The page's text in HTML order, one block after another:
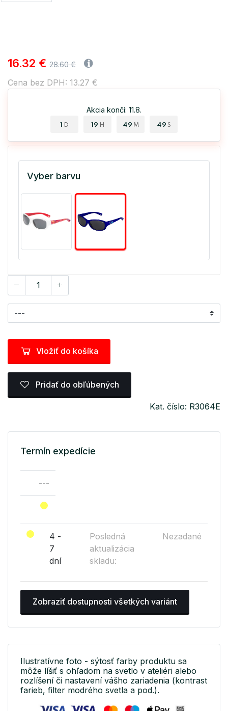
16.32 € 28.60 €
Cena bez DPH: 13.27 €
Akcia končí: 11.8.
1 D 19 H 49 M 48 S
Vyber barvu
Vložiť do košíka
Pridať do obľúbených
Kat. číslo: R3064E
Termín expedície
---
4 -
7
dní
Posledná
aktualizácia
skladu:
Nezadané
Zobraziť dostupnosti všetkých variánt
Ilustratívne foto - sýtosť farby produktu sa
môže líšiť s ohľadom na svetlo v ateliéri alebo
rozlíšení či nastavení vášho zariadenia (kontrast
farieb, filter modrého svetla a pod.).